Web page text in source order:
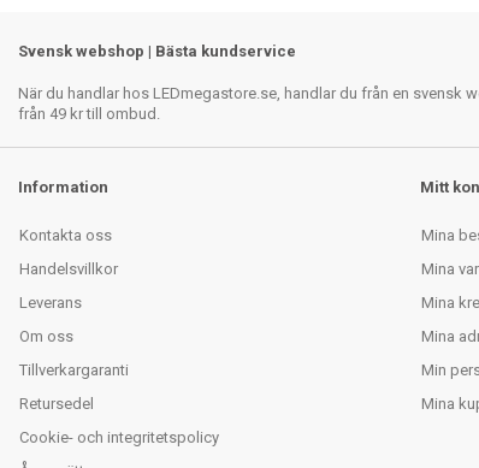
Svensk webshop | Bästa kundservice
När du handlar hos LEDmegastore.se, handlar du från en
från 49 kr till ombud.
Information
Kontakta oss
Handelsvillkor
Leverans
Om oss
Tillverkargaranti
Retursedel
Cookie- och integritetspolicy
Mitt
Mina
Mina
Mina
Mina
Min
Mina